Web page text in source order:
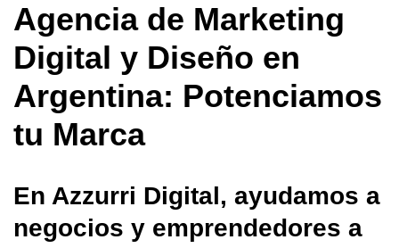
Agencia de Marketing
Digital y Diseño en
Argentina: Potenciamos
tu Marca
En Azzurri Digital, ayudamos a
negocios y emprendedores a